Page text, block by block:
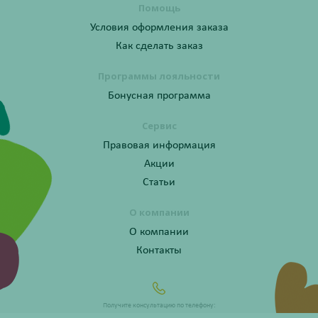
Помощь
Условия оформления заказа
Как сделать заказ
Программы лояльности
Бонусная программа
Сервис
Правовая информация
Акции
Статьи
О компании
О компании
Контакты
Получите консультацию по телефону: